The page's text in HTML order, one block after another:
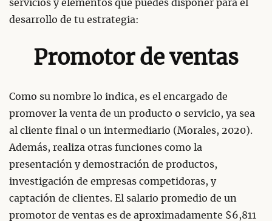
servicios y elementos que puedes disponer para el
desarrollo de tu estrategia:
Promotor de ventas
Como su nombre lo indica, es el encargado de
promover la venta de un producto o servicio, ya sea
al cliente final o un intermediario (Morales, 2020).
Además, realiza otras funciones como la
presentación y demostración de productos,
investigación de empresas competidoras, y
captación de clientes. El salario promedio de un
promotor de ventas es de aproximadamente $6,811